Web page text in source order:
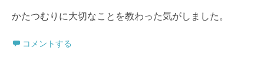
かたつむりに大切なことを教わった気がしました。
コメントする